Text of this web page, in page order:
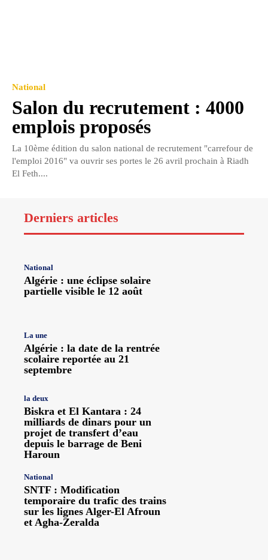
National
Salon du recrutement : 4000
emplois proposés
La 10ème édition du salon national de recrutement "carrefour de
l'emploi 2016" va ouvrir ses portes le 26 avril prochain à Riadh
El Feth....
Derniers articles
National
Algérie : une éclipse solaire
partielle visible le 12 août
La une
Algérie : la date de la rentrée
scolaire reportée au 21
septembre
la deux
Biskra et El Kantara : 24
milliards de dinars pour un
projet de transfert d’eau
depuis le barrage de Beni
Haroun
National
SNTF : Modification
temporaire du trafic des trains
sur les lignes Alger-El Afroun
et Agha-Zeralda